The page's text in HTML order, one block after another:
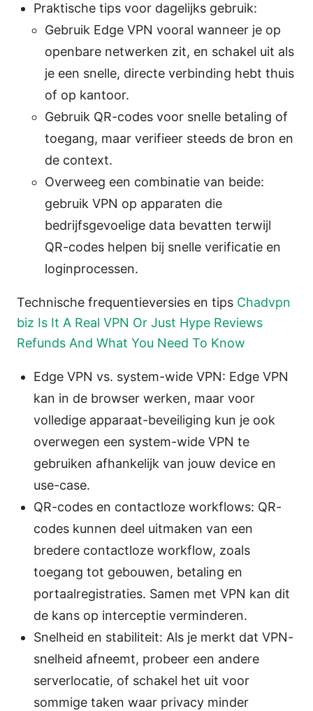
Praktische tips voor dagelijks gebruik:
Gebruik Edge VPN vooral wanneer je op
openbare netwerken zit, en schakel uit als
je een snelle, directe verbinding hebt thuis
of op kantoor.
Gebruik QR-codes voor snelle betaling of
toegang, maar verifieer steeds de bron en
de context.
Overweeg een combinatie van beide:
gebruik VPN op apparaten die
bedrijfsgevoelige data bevatten terwijl
QR-codes helpen bij snelle verificatie en
loginprocessen.
Technische frequentieversies en tips Chadvpn
biz Is It A Real VPN Or Just Hype Reviews
Refunds And What You Need To Know
Edge VPN vs. system-wide VPN: Edge VPN
kan in de browser werken, maar voor
volledige apparaat-beveiliging kun je ook
overwegen een system-wide VPN te
gebruiken afhankelijk van jouw device en
use-case.
QR-codes en contactloze workflows: QR-
codes kunnen deel uitmaken van een
bredere contactloze workflow, zoals
toegang tot gebouwen, betaling en
portaalregistraties. Samen met VPN kan dit
de kans op interceptie verminderen.
Snelheid en stabiliteit: Als je merkt dat VPN-
snelheid afneemt, probeer een andere
serverlocatie, of schakel het uit voor
sommige taken waar privacy minder